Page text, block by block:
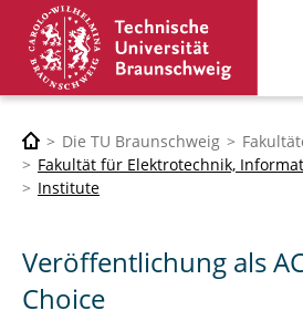
Die TU Braunschweig
Fakultät für Elektrotechnik,
Institute
Veröffentlichung als
Choice